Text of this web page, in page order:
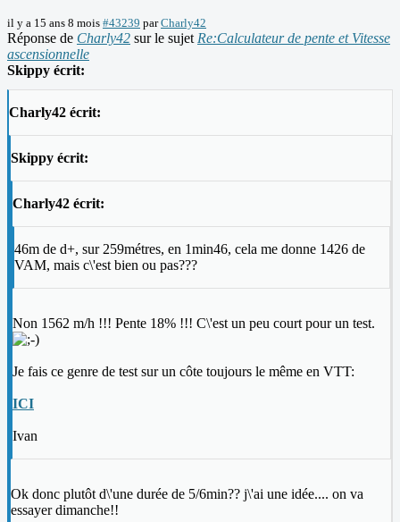
il y a 15 ans 8 mois #43239 parCharly42
Réponse de Charly42 sur le sujet Re:Calculateur de pente et Vitesse
ascensionnelle
Skippy écrit:
Charly42 écrit:
Skippy écrit:
Charly42 écrit:
46m de d+, sur 259métres, en 1min46, cela me donne 1426 de
VAM, mais c\'est bien ou pas???
Non 1562 m/h !!! Pente 18% !!! C\'est un peu court pour un test.
Je fais ce genre de test sur un côte toujours le même en VTT:
ICI
Ivan
Ok donc plutôt d\'une durée de 5/6min?? j\'ai une idée.... on va
essayer dimanche!!